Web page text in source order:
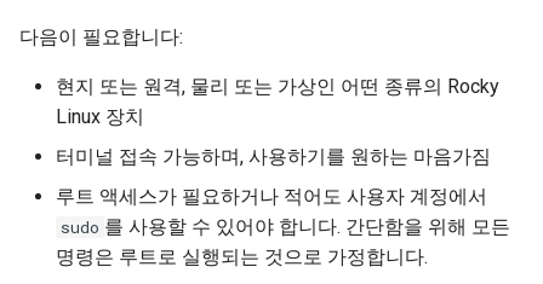
다음이 필요합니다:
현지 또는 원격, 물리 또는 가상인 어떤 종류의 Rocky
Linux 장치
터미널 접속 가능하며, 사용하기를 원하는 마음가짐
루트 액세스가 필요하거나 적어도 사용자 계정에서
sudo 를 사용할 수 있어야 합니다. 간단함을 위해 모든
명령은 루트로 실행되는 것으로 가정합니다.